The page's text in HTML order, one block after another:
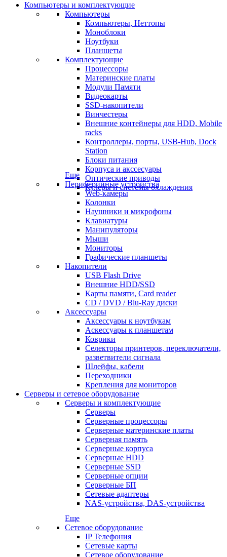
Компьютеры и комплектующие
Компьютеры
Компьютеры, Неттопы
Моноблоки
Ноутбуки
Планшеты
Комплектующие
Процессоры
Материнские платы
Модули Памяти
Видеокарты
SSD-накопители
Винчестеры
Внешние контейнеры для HDD, Mobile
racks
Контроллеры, порты, USB-Hub, Dock
Station
Блоки питания
Корпуса и акссесуары
Оптические приводы
Кулеры и системы охлаждения
Еще
Периферийные устройства
Web-камеры
Колонки
Наушники и микрофоны
Клавиатуры
Манипуляторы
Мыши
Мониторы
Графические планшеты
Накопители
USB Flash Drive
Внешние HDD/SSD
Карты памяти, Card reader
CD / DVD / Blu-Ray диски
Аксессуары
Аксессуары к ноутбукам
Аскессуары к планшетам
Коврики
Селекторы принтеров, переключатели,
разветвители сигнала
Шлейфы, кабели
Переходники
Крепления для мониторов
Серверы и сетевое оборудование
Серверы и комплектующие
Серверы
Серверные процессоры
Серверные материнские платы
Серверная память
Серверные корпуса
Серверные HDD
Серверные SSD
Серверные опции
Серверные БП
Сетевые адаптеры
NAS-устройства, DAS-устройства
Еще
Сетевое оборудование
IP Телефония
Сетевые карты
Сетевое оборудование